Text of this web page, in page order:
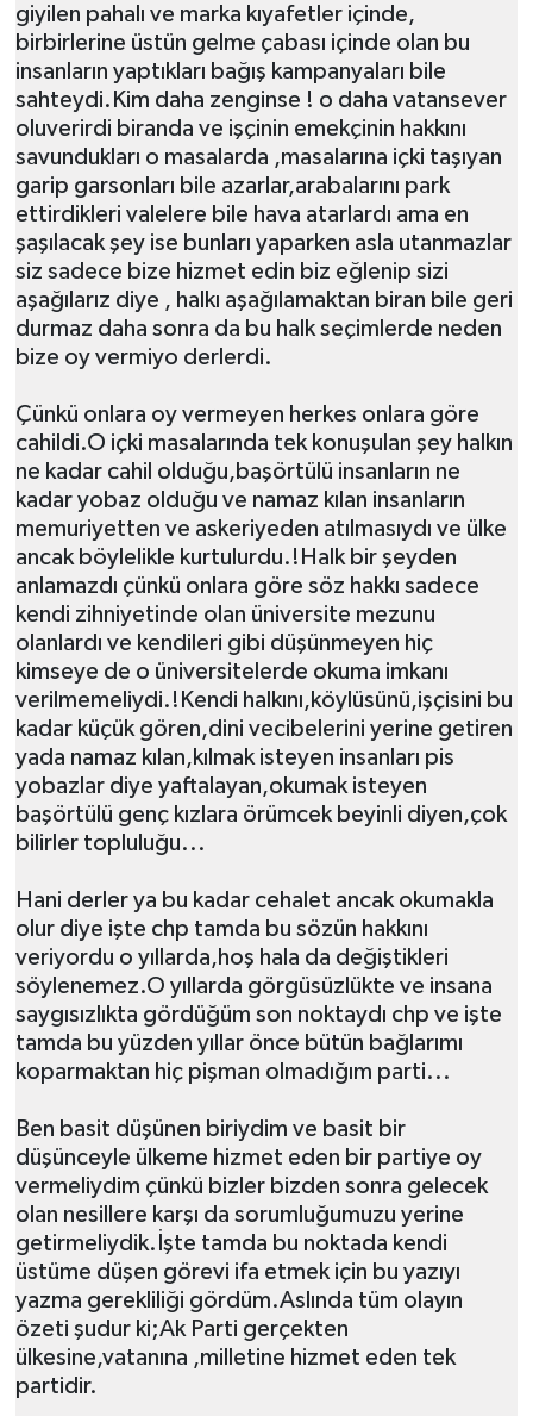
giyilen pahalı ve marka kıyafetler içinde,
birbirlerine üstün gelme çabası içinde olan bu
insanların yaptıkları bağış kampanyaları bile
sahteydi.Kim daha zenginse ! o daha vatansever
oluverirdi biranda ve işçinin emekçinin hakkını
savundukları o masalarda ,masalarına içki taşıyan
garip garsonları bile azarlar,arabalarını park
ettirdikleri valelere bile hava atarlardı ama en
şaşılacak şey ise bunları yaparken asla utanmazlar
siz sadece bize hizmet edin biz eğlenip sizi
aşağılarız diye , halkı aşağılamaktan biran bile geri
durmaz daha sonra da bu halk seçimlerde neden
bize oy vermiyo derlerdi.
Çünkü onlara oy vermeyen herkes onlara göre
cahildi.O içki masalarında tek konuşulan şey halkın
ne kadar cahil olduğu,başörtülü insanların ne
kadar yobaz olduğu ve namaz kılan insanların
memuriyetten ve askeriyeden atılmasıydı ve ülke
ancak böylelikle kurtulurdu.!Halk bir şeyden
anlamazdı çünkü onlara göre söz hakkı sadece
kendi zihniyetinde olan üniversite mezunu
olanlardı ve kendileri gibi düşünmeyen hiç
kimseye de o üniversitelerde okuma imkanı
verilmemeliydi.!Kendi halkını,köylüsünü,işçisini bu
kadar küçük gören,dini vecibelerini yerine getiren
yada namaz kılan,kılmak isteyen insanları pis
yobazlar diye yaftalayan,okumak isteyen
başörtülü genç kızlara örümcek beyinli diyen,çok
bilirler topluluğu...
Hani derler ya bu kadar cehalet ancak okumakla
olur diye işte chp tamda bu sözün hakkını
veriyordu o yıllarda,hoş hala da değiştikleri
söylenemez.O yıllarda görgüsüzlükte ve insana
saygısızlıkta gördüğüm son noktaydı chp ve işte
tamda bu yüzden yıllar önce bütün bağlarımı
koparmaktan hiç pişman olmadığım parti...
Ben basit düşünen biriydim ve basit bir
düşünceyle ülkeme hizmet eden bir partiye oy
vermeliydim çünkü bizler bizden sonra gelecek
olan nesillere karşı da sorumluğumuzu yerine
getirmeliydik.İşte tamda bu noktada kendi
üstüme düşen görevi ifa etmek için bu yazıyı
yazma gerekliliği gördüm.Aslında tüm olayın
özeti şudur ki;Ak Parti gerçekten
ülkesine,vatanına ,milletine hizmet eden tek
partidir.